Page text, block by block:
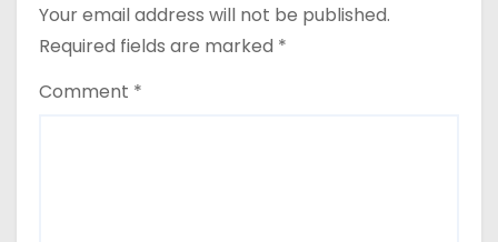
Your email address will not be published.
Required fields are marked *
Comment *